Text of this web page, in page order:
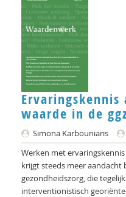
Alexander Maas
Atreyee Majumder
Henk Manschot
Jorg Massen
Arnt Mein
Frans Melissen
Dr. Michiel de Ronde
Linda van Mierlo-
waarde in de
Simona Karbouniaris
Werken met
krijgt steeds meer aandacht
gezondheidszorg, die
interventionistisch